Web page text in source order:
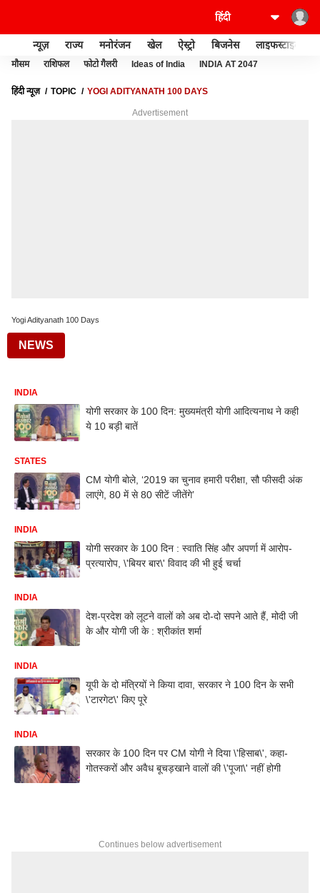
न्यूज़ राज्य मनोरंजन खेल ऐस्ट्रो बिजनेस लाइफस्टाइल
मौसम राशिफल फोटो गैलरी Ideas of India INDIA AT 2047
हिंदी न्यूज़ TOPIC YOGI ADITYANATH 100 DAYS
Advertisement
Yogi Adityanath 100 Days
NEWS
INDIA
योगी सरकार के 100 दिन: मुख्यमंत्री योगी आदित्यनाथ ने कही
ये 10 बड़ी बातें
STATES
CM योगी बोले, ‘2019 का चुनाव हमारी परीक्षा, सौ फीसदी अंक
लाएंगे, 80 में से 80 सीटें जीतेंगे’
INDIA
योगी सरकार के 100 दिन : स्वाति सिंह और अपर्णा में आरोप-
प्रत्यारोप, \'बियर बार\' विवाद की भी हुई चर्चा
INDIA
देश-प्रदेश को लूटने वालों को अब दो-दो सपने आते हैं, मोदी जी
के और योगी जी के : श्रीकांत शर्मा
INDIA
यूपी के दो मंत्रियों ने किया दावा, सरकार ने 100 दिन के सभी
\'टारगेट\' किए पूरे
INDIA
सरकार के 100 दिन पर CM योगी ने दिया \'हिसाब\', कहा-
गोतस्करों और अवैध बूचड़खाने वालों की \'पूजा\' नहीं होगी
Continues below advertisement